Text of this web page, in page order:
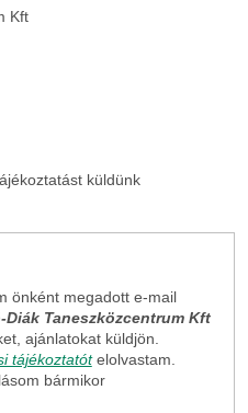
Kft
küldünk
önként megadott e-mail
Diák Taneszközcentrum Kft
ajánlatokat küldjön.
tájékoztatót elolvastam.
bármikor